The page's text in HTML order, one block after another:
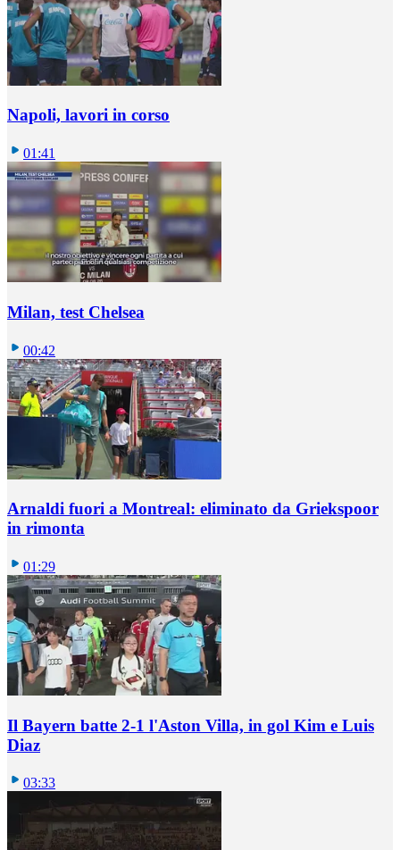
Napoli, lavori in corso
01:41
Milan, test Chelsea
00:42
Arnaldi fuori a Montreal: eliminato da Griekspoor
in rimonta
01:29
Il Bayern batte 2-1 l'Aston Villa, in gol Kim e Luis
Diaz
03:33